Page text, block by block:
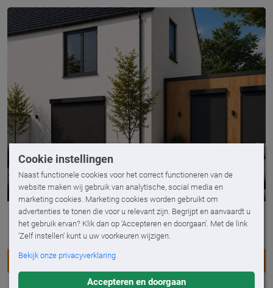
Cookie instellingen
Naast functionele cookies voor het correct functioneren van de
website maken wij gebruik van analytische, social media en
marketing cookies. Marketing cookies worden gebruikt om
advertenties te tonen die voor u relevant zijn. Begrijpt en aanvaardt u
het gebruik ervan? Klik dan op 'Accepteren en doorgaan'. Met de link
'Zelf instellen' kunt u uw voorkeuren wijzigen.
Bekijk onze privacyverklaring
Accepteren en doorgaan
Ambiance Milano Vento Solar
Een schroefloos screen op zonne-energie
AMBIANCE MILANO VENTO SOLAR